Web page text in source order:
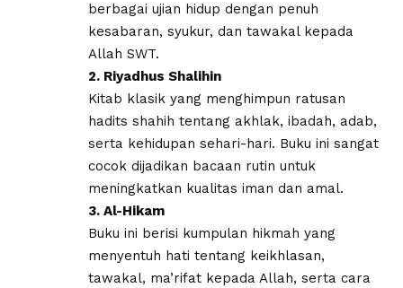
berbagai ujian hidup dengan penuh
kesabaran, syukur, dan tawakal kepada
Allah SWT.
2. Riyadhus Shalihin
Kitab klasik yang menghimpun ratusan
hadits shahih tentang akhlak, ibadah, adab,
serta kehidupan sehari-hari. Buku ini sangat
cocok dijadikan bacaan rutin untuk
meningkatkan kualitas iman dan amal.
3. Al-Hikam
Buku ini berisi kumpulan hikmah yang
menyentuh hati tentang keikhlasan,
tawakal, ma’rifat kepada Allah, serta cara